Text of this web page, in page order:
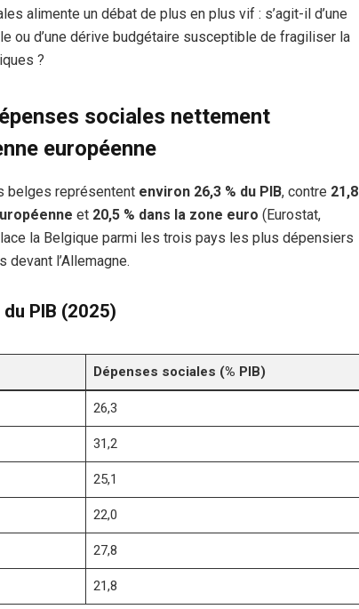
alimente un débat de plus en plus vif : s’agit-il d’une
ou d’une dérive budgétaire susceptible de fragiliser la
?
sociales nettement
européenne
belges représentent environ 26,3 % du PIB, contre 21,8
et 20,5 % dans la zone euro (Eurostat,
la Belgique parmi les trois pays les plus dépensiers
devant l’Allemagne.
PIB (2025)
Dépenses sociales (% PIB)
26,3
31,2
25,1
22,0
27,8
21,8